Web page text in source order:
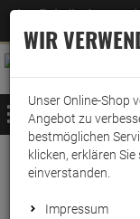
Jetzt für den Newsletter
MENÜ
Weiter einkaufen
Geschirrreiniger
WIR
Unser Online-Shop
Angebot zu
bestmöglichen
klicken, erklären
einverstanden.
Impressum